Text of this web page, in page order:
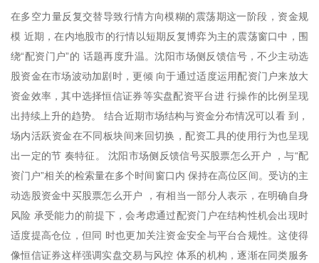
在多空力量反复交替导致行情方向模糊的震荡期这一阶段，资金规
模 近期，在内地股市的行情以短期反复博弈为主的震荡窗口中，围
绕“配资门户”的 话题再度升温。沈阳市场侧反馈信号，不少主动选
股资金在市场波动加剧时，更倾 向于通过适度运用配资门户来放大
资金效率，其中选择恒信证券等实盘配资平台进 行操作的比例呈现
出持续上升的趋势。 结合近期市场结构与资金分布情况可以看 到，
场内活跃资金在不同板块间来回切换，配资工具的使用行为也呈现
出一定的节 奏特征。 沈阳市场侧反馈信号买股票怎么开户 ，与“配
资门户”相关的检索量在多个时间窗口内 保持在高位区间。受访的主
动选股资金中买股票怎么开户 ，有相当一部分人表示，在明确自身
风险 承受能力的前提下，会考虑通过配资门户在结构性机会出现时
适度提高仓位，但同 时也更加关注资金安全与平台合规性。这使得
像恒信证券这样强调实盘交易与风控 体系的机构，逐渐在同类服务